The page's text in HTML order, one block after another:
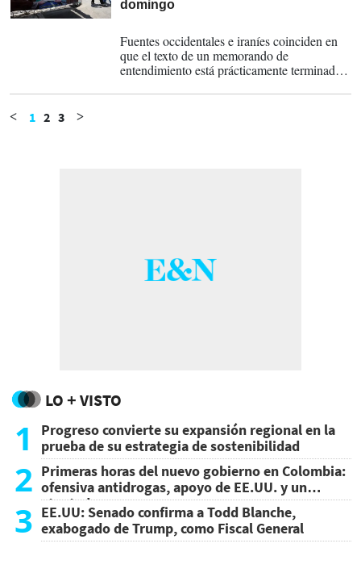
domingo
Fuentes occidentales e iraníes coinciden en
que el texto de un memorando de
entendimiento está prácticamente terminado.
negociaciones entre Washington y Teherán,
< 1 2 3 >
LO + VISTO
1
Progreso convierte su expansión regional en la
prueba de su estrategia de sostenibilidad
2 Primeras horas del nuevo gobierno en Colombia:
ofensiva antidrogas, apoyo de EE.UU. y un
atentado
3 EE.UU: Senado confirma a Todd Blanche,
exabogado de Trump, como Fiscal General